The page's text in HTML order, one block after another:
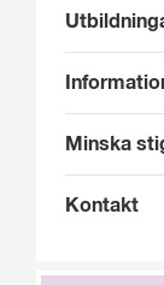
Minska
Kontakt